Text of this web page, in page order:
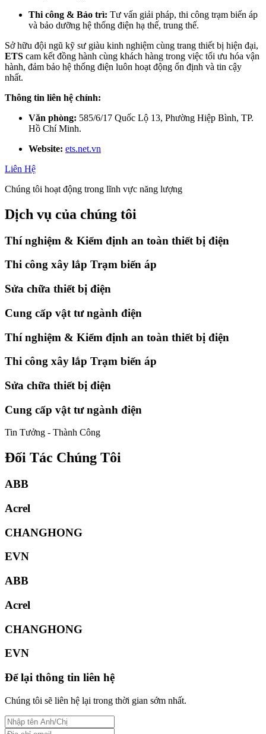
Thi công & Bảo trì: Tư vấn giải pháp, thi công trạm biến áp
và bảo dưỡng hệ thống điện hạ thế, trung thế.
Sở hữu đội ngũ kỹ sư giàu kinh nghiệm cùng trang thiết bị hiện đại,
ETS cam kết đồng hành cùng khách hàng trong việc tối ưu hóa vận
hành, đảm bảo hệ thống điện luôn hoạt động ổn định và tin cậy
nhất.
Thông tin liên hệ chính:
Văn phòng: 585/6/17 Quốc Lộ 13, Phường Hiệp Bình, TP.
Hồ Chí Minh.
Website: ets.net.vn
Liên Hệ
Chúng tôi hoạt động trong lĩnh vực năng lượng
Dịch vụ của chúng tôi
Thí nghiệm & Kiểm định an toàn thiết bị điện
Thi công xây lắp Trạm biến áp
Sửa chữa thiết bị điện
Cung cấp vật tư ngành điện
Thí nghiệm & Kiểm định an toàn thiết bị điện
Thi công xây lắp Trạm biến áp
Sửa chữa thiết bị điện
Cung cấp vật tư ngành điện
Tin Tưởng - Thành Công
Đối Tác Chúng Tôi
ABB
Acrel
CHANGHONG
EVN
ABB
Acrel
CHANGHONG
EVN
Để lại thông tin liên hệ
Chúng tôi sẽ liên hệ lại trong thời gian sớm nhất.